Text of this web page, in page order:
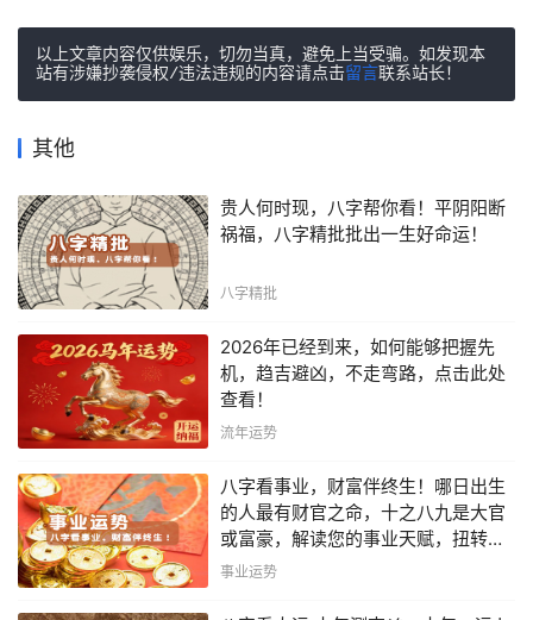
以上文章内容仅供娱乐，切勿当真，避免上当受骗。如发现本
站有涉嫌抄袭侵权/违法违规的内容请点击留言联系站长！
其他
贵人何时现，八字帮你看！平阴阳断
祸福，八字精批批出一生好命运！
八字精批
2026年已经到来，如何能够把握先
机，趋吉避凶，不走弯路，点击此处
查看！
流年运势
八字看事业，财富伴终生！哪日出生
的人最有财官之命，十之八九是大官
或富豪，解读您的事业天赋，扭转当
下不利困局！！
事业运势